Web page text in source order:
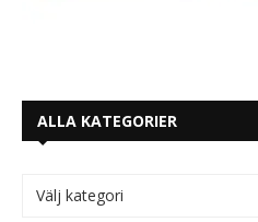
ALLA KATEGORIER